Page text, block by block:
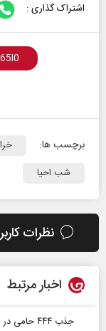
اشتراک گذاری :
برچسب ها:
شب احیا
نظرات
اخبار مرتبط
جذب ۴۴۴ حامی در دومین شب قدر